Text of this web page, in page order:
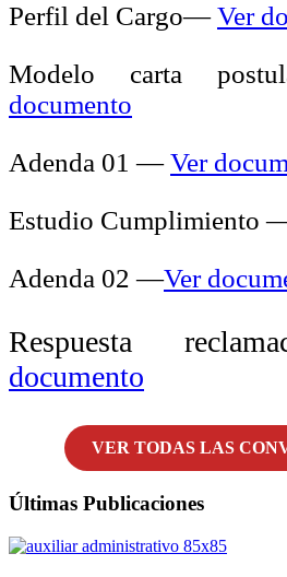
Perfil del Cargo—Ver
Modelo carta
documento
Adenda 01 —Ver
Estudio Cumplimiento
Adenda 02 —Ver
Respuesta
documento
VER TODAS LAS
Últimas Publicaciones